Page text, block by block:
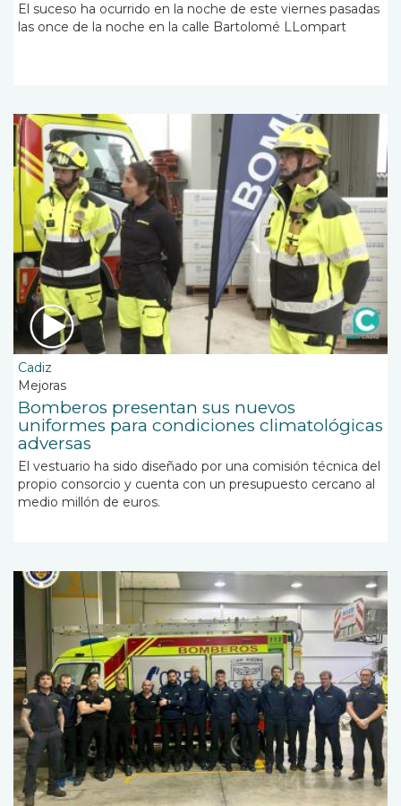
El suceso ha ocurrido en la noche de este viernes pasadas
las once de la noche en la calle Bartolomé LLompart
Cadiz
Mejoras
Bomberos presentan sus nuevos
uniformes para condiciones climatológicas
adversas
El vestuario ha sido diseñado por una comisión técnica del
propio consorcio y cuenta con un presupuesto cercano al
medio millón de euros.